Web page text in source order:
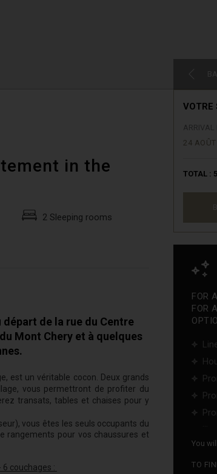
in the
2 Sleeping rooms
départ de la rue du Centre
Mont Chery et à quelques
est un véritable cocon. Deux grands
vous permettront de profiter du
transats, tables et chaises pour y
vous êtes les seuls occupants du
rangements pour vos chaussures et
couchages :
VOTRE
24
TOTAL : 5
FOR
FOR
...
You
TO